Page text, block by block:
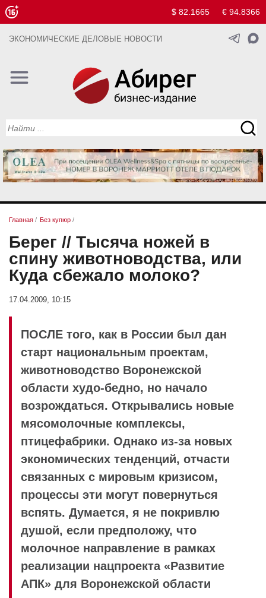
$ 82.1665 € 94.8366
ЭКОНОМИЧЕСКИЕ ДЕЛОВЫЕ НОВОСТИ
Главная / Без купюр /
Берег // Тысяча ножей в
спину животноводства, или
Куда сбежало молоко?
17.04.2009, 10:15
ПОСЛЕ того, как в России был дан
старт национальным проектам,
животноводство Воронежской
области худо-бедно, но начало
возрождаться. Открывались новые
мясомолочные комплексы,
птицефабрики. Однако из-за новых
экономических тенденций, отчасти
связанных с мировым кризисом,
процессы эти могут повернуться
вспять. Думается, я не покривлю
душой, если предположу, что
молочное направление в рамках
реализации нацпроекта «Развитие
АПК» для Воронежской области